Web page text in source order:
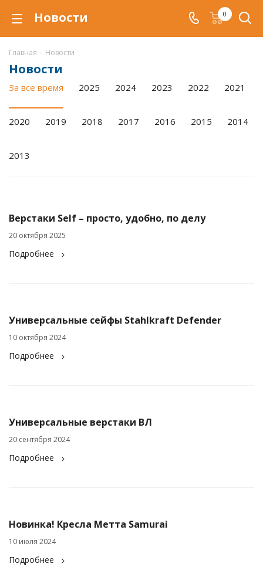
Новости 0
Главная - Новости
Новости
За все время 2025 2024 2023 2022 2021
2020 2019 2018 2017 2016 2015 2014
2013
Верстаки Self – просто, удобно, по делу
20 октября 2025
Подробнее
Универсальные сейфы Stahlkraft Defender
10 октября 2024
Подробнее
Универсальные верстаки ВЛ
20 сентября 2024
Подробнее
Новинка! Кресла Метта Samurai
10 июля 2024
Подробнее